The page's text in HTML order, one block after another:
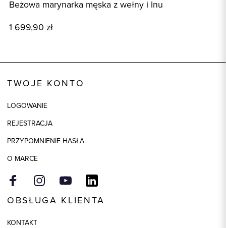
Beżowa marynarka męska z wełny i lnu
1 699,90 zł
TWOJE KONTO
LOGOWANIE
REJESTRACJA
PRZYPOMNIENIE HASŁA
O MARCE
OBSŁUGA KLIENTA
KONTAKT